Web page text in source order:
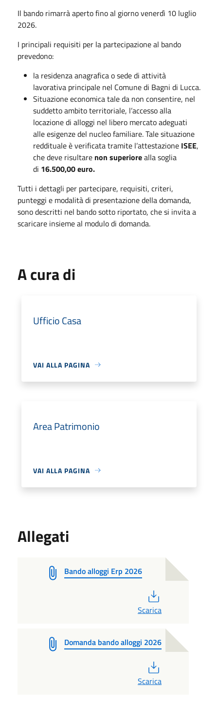
Il bando rimarrà aperto fino al giorno venerdì 10 luglio
2026.
I principali requisiti per la partecipazione al bando
prevedono:
la residenza anagrafica o sede di attività
lavorativa principale nel Comune di Bagni di Lucca.
Situazione economica tale da non consentire, nel
suddetto ambito territoriale, l’accesso alla
locazione di alloggi nel libero mercato adeguati
alle esigenze del nucleo familiare. Tale situazione
reddituale è verificata tramite l’attestazione ISEE,
che deve risultare non superiorealla soglia
di 16.500,00 euro.
Tutti i dettagli per partecipare, requisiti, criteri,
punteggi e modalità di presentazione della domanda,
sono descritti nel bando sotto riportato, che si invita a
scaricare insieme al modulo di domanda.
A cura di
Ufficio Casa
VAI ALLA PAGINA
Area Patrimonio
VAI ALLA PAGINA
Allegati
Bando alloggi Erp 2026
Scarica
Domanda bando alloggi 2026
Scarica